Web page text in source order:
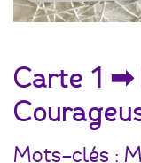
Carte 1 ➡
Mots-clés :